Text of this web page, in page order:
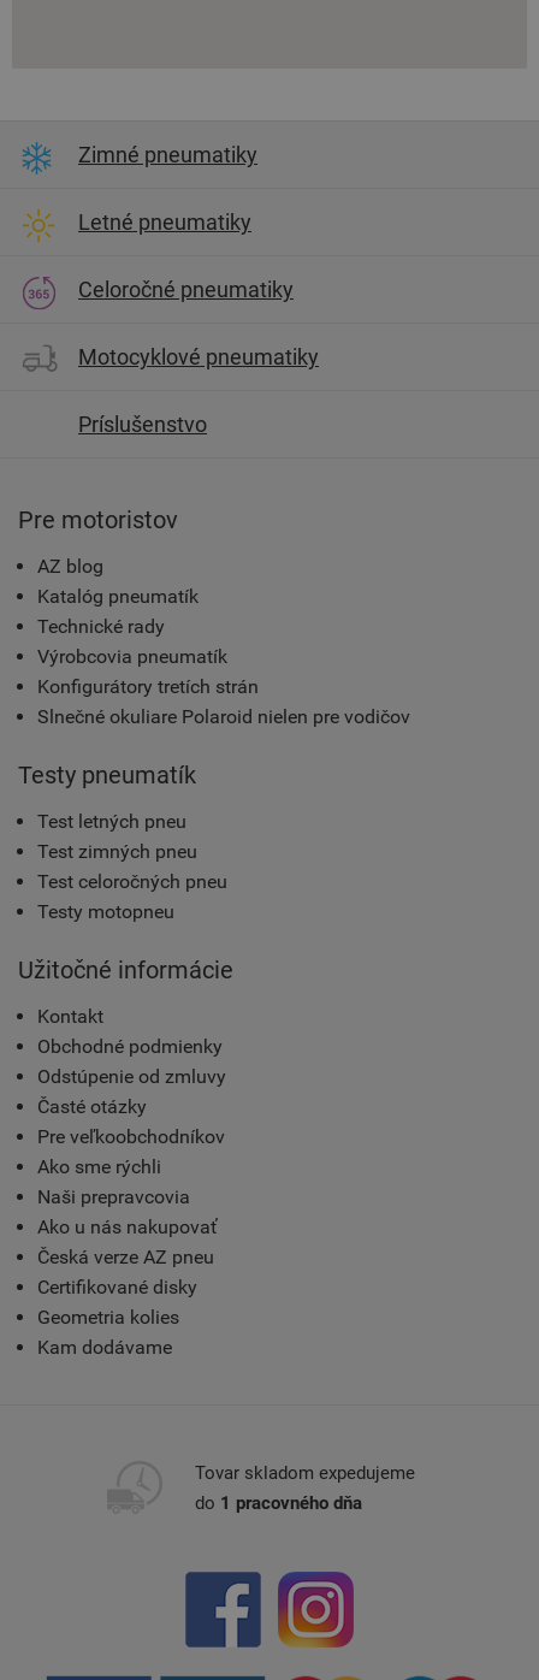
Zimné pneumatiky
Letné pneumatiky
Celoročné pneumatiky
Motocyklové pneumatiky
Príslušenstvo
Pre motoristov
AZ blog
Katalóg pneumatík
Technické rady
Výrobcovia pneumatík
Konfigurátory tretích strán
Slnečné okuliare Polaroid nielen pre vodičov
Testy pneumatík
Test letných pneu
Test zimných pneu
Test celoročných pneu
Testy motopneu
Užitočné informácie
Kontakt
Obchodné podmienky
Odstúpenie od zmluvy
Časté otázky
Pre veľkoobchodníkov
Ako sme rýchli
Naši prepravcovia
Ako u nás nakupovať
Česká verze AZ pneu
Certifikované disky
Geometria kolies
Kam dodávame
Tovar skladom expedujeme
do 1 pracovného dňa